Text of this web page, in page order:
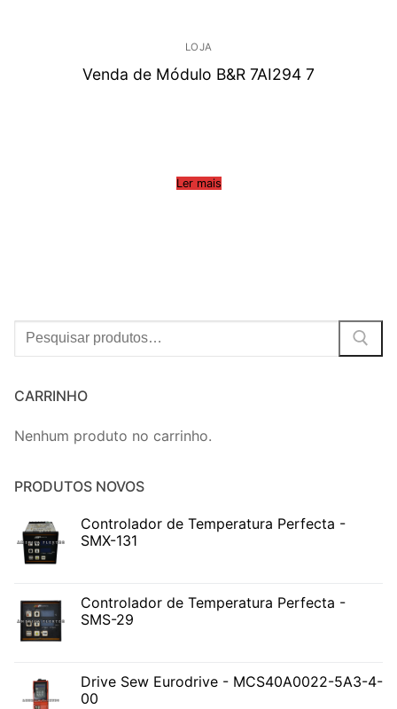
LOJA
Venda de Módulo B&R 7AI294 7
Ler mais
Procurar:
CARRINHO
Nenhum produto no carrinho.
PRODUTOS NOVOS
Controlador de Temperatura Perfecta -
SMX-131
Controlador de Temperatura Perfecta -
SMS-29
Drive Sew Eurodrive - MCS40A0022-5A3-4-
00